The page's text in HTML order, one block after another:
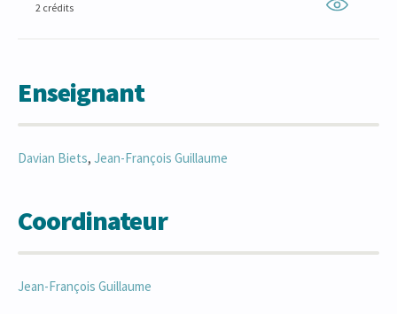
2 crédits
Enseignant
Davian Biets, Jean-François Guillaume
Coordinateur
Jean-François Guillaume